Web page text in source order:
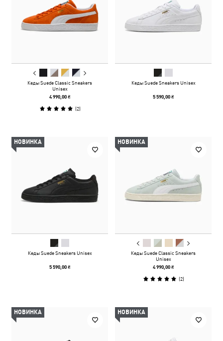
Кеды Suede Classic Sneakers
Unisex
4 990,00 ₴
(2)
Кеды Suede Sneakers Unisex
5 590,00 ₴
НОВИНКА
Кеды Suede Sneakers Unisex
5 590,00 ₴
НОВИНКА
Кеды Suede Classic Sneakers
Unisex
4 990,00 ₴
(2)
НОВИНКА НОВИНКА